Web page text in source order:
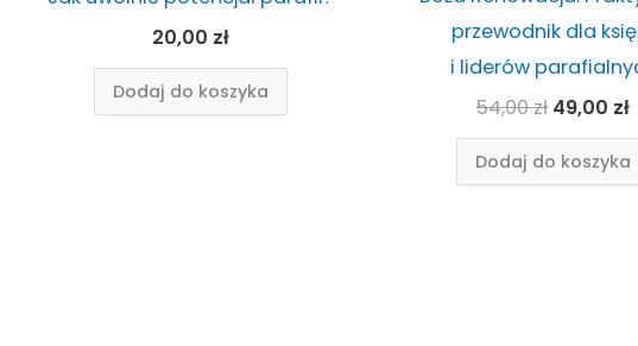
20,00 zł
Dodaj do koszyka
przewodnik dla
i liderów
54,00zł 49,00 zł
Dodaj do koszyka